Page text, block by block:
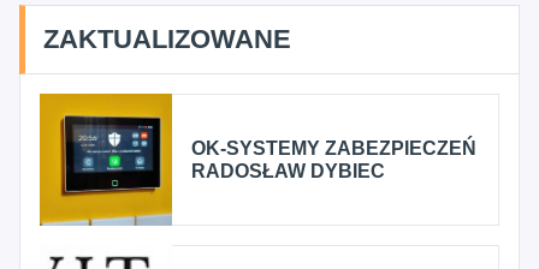
ZAKTUALIZOWANE
OK-SYSTEMY ZABEZPIECZEŃ
RADOSŁAW DYBIEC